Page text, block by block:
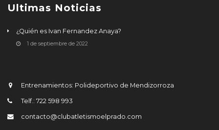
Ultimas Noticias
¿Quién es Ivan Fernandez Anaya?
1 de septiembre de 2022
Entrenamientos: Polideportivo de Mendizorroza
Telf.: 722 598 993
contacto@clubatletismoelprado.com